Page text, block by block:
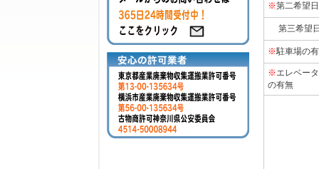
※第二希望日
第三希望
※駐車場の
※エレベー
の有無